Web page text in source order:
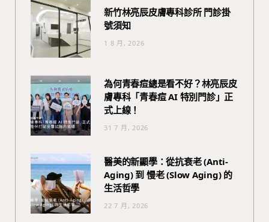
新竹林亮辰皮膚專科診所 門診掛
號須知
1 8 月, 2026
為何青春痘總是看不好？林亮辰皮
膚專科「青春痘 AI 特別門診」正
式上線！
31 7 月, 2026
醫美的新顯學：從抗衰老 (Anti-
Aging) 到 慢老 (Slow Aging) 的
生活哲學
22 7 月, 2026